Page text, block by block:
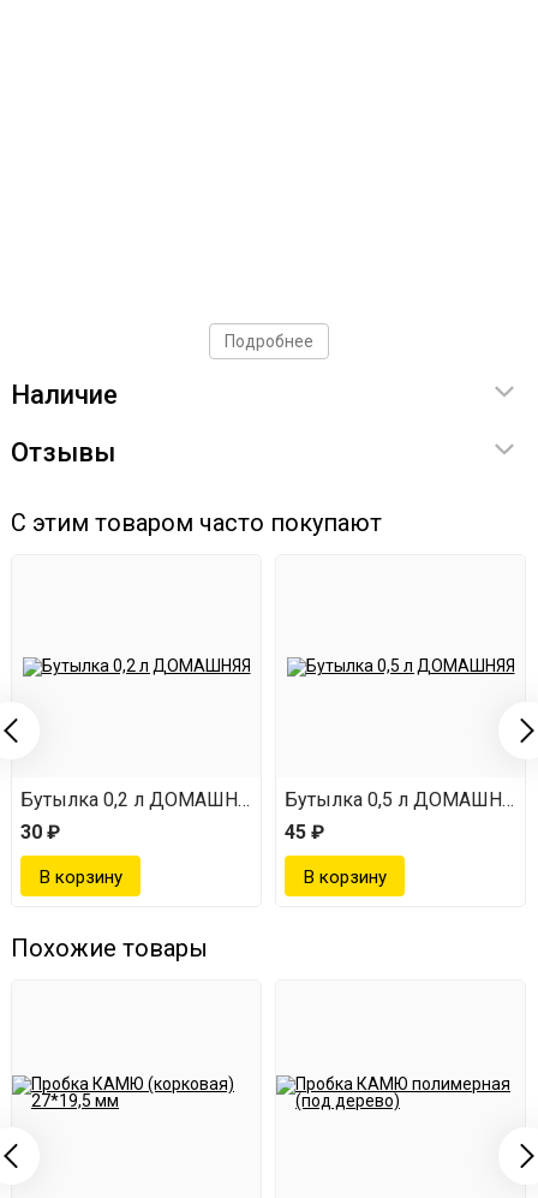
Подробнее
Наличие
Отзывы
С этим товаром часто покупают
Бутылка 0,2 л ДОМАШНЯЯ
30 ₽
Бутылка 0,5 л ДОМАШНЯЯ
45 ₽
Похожие товары